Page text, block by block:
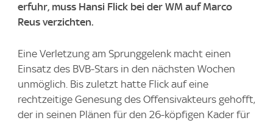
erfuhr, muss Hansi Flick bei der WM auf Marco
Reus verzichten.
Eine Verletzung am Sprunggelenk macht einen
Einsatz des BVB-Stars in den nächsten Wochen
unmöglich. Bis zuletzt hatte Flick auf eine
rechtzeitige Genesung des Offensivakteurs gehofft,
der in seinen Plänen für den 26-köpfigen Kader für